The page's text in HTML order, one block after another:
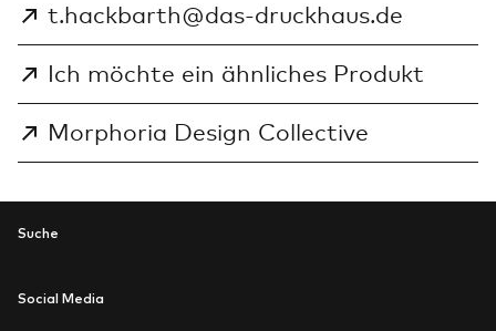
t.hackbarth@das-druckhaus.de
Ich möchte ein ähnliches Produkt
Morphoria Design Collective
Suche
Social Media